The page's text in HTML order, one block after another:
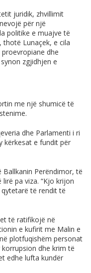
juridik, zhvillimit
për një
politike e muajve të
Lunaçek, e cila
dhe
zgjidhjen e
me një shumicë të
dhe Parlamenti i ri
kërkesat e fundit për
Perëndimor, të
pa viza. “Kjo krijon
të rendit të
të ratifikojë në
e kufirit me Malin e
plotfuqishëm personat
dhe krim të
edhe lufta kundër